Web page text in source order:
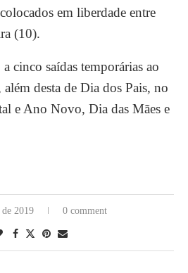
em liberdade entre
(10).
cinco saídas temporárias ao
desta de Dia dos Pais, no
e Ano Novo, Dia das Mães e
2019 0 comment